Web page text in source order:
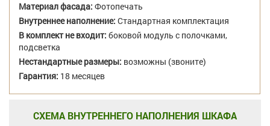
Материал фасада: Фотопечать
Внутреннее наполнение: Стандартная комплектация
В комплект не входит: боковой модуль с полочками,
подсветка
Нестандартные размеры: возможны (звоните)
Гарантия: 18 месяцев
СХЕМА ВНУТРЕННЕГО НАПОЛНЕНИЯ ШКАФА